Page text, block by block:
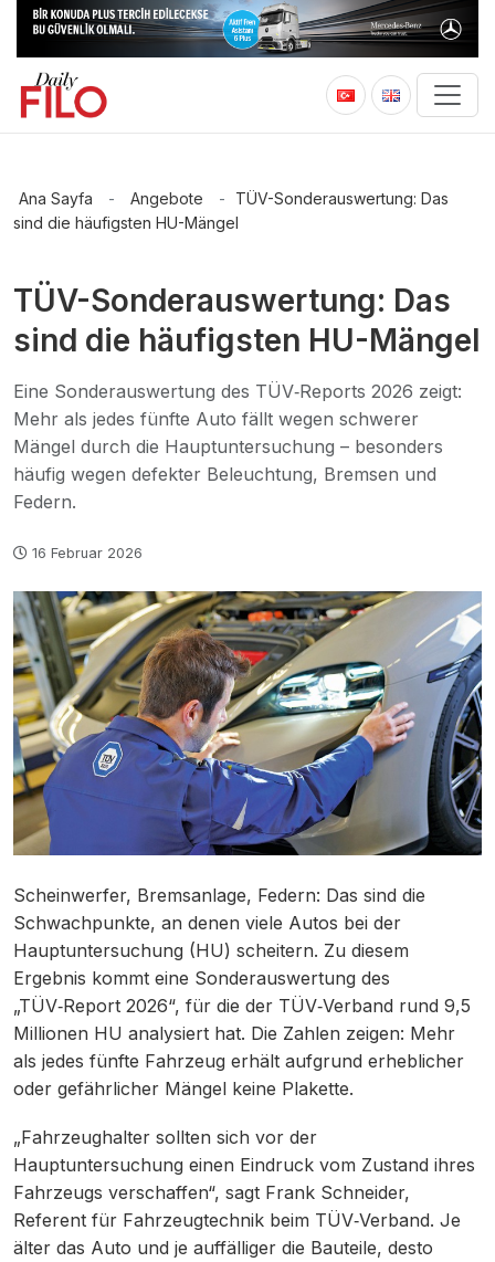
Ana Sayfa - Angebote -
TÜV-Sonderauswertung: Das
sind die häufigsten HU-Mängel
TÜV-Sonderauswertung: Das
sind die häufigsten HU-Mängel
Eine Sonderauswertung des TÜV‑Reports 2026 zeigt:
Mehr als jedes fünfte Auto fällt wegen schwerer
Mängel durch die Hauptuntersuchung – besonders
häufig wegen defekter Beleuchtung, Bremsen und
Federn.
16 Februar 2026
Scheinwerfer, Bremsanlage, Federn: Das sind die
Schwachpunkte, an denen viele Autos bei der
Hauptuntersuchung (HU) scheitern. Zu diesem
Ergebnis kommt eine Sonderauswertung des
„TÜV‑Report 2026“, für die der TÜV‑Verband rund 9,5
Millionen HU analysiert hat. Die Zahlen zeigen: Mehr
als jedes fünfte Fahrzeug erhält aufgrund erheblicher
oder gefährlicher Mängel keine Plakette.
„Fahrzeughalter sollten sich vor der
Hauptuntersuchung einen Eindruck vom Zustand ihres
Fahrzeugs verschaffen“, sagt Frank Schneider,
Referent für Fahrzeugtechnik beim TÜV‑Verband. Je
älter das Auto und je auffälliger die Bauteile, desto